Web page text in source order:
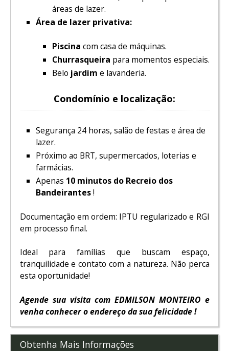
áreas de lazer.
Área de lazer privativa:
Piscina com casa de máquinas.
Churrasqueira para momentos especiais.
Belo jardim e lavanderia.
Condomínio e localização:
Segurança 24 horas, salão de festas e área de
lazer.
Próximo ao BRT, supermercados, loterias e
farmácias.
Apenas 10 minutos do Recreio dos
Bandeirantes!
Documentação em ordem: IPTU regularizado e RGI
em processo final.
Ideal para famílias que buscam espaço,
tranquilidade e contato com a natureza. Não perca
esta oportunidade!
Agende sua visita com EDMILSON MONTEIRO e
venha conhecer o endereço da sua felicidade !
Obtenha Mais Informações